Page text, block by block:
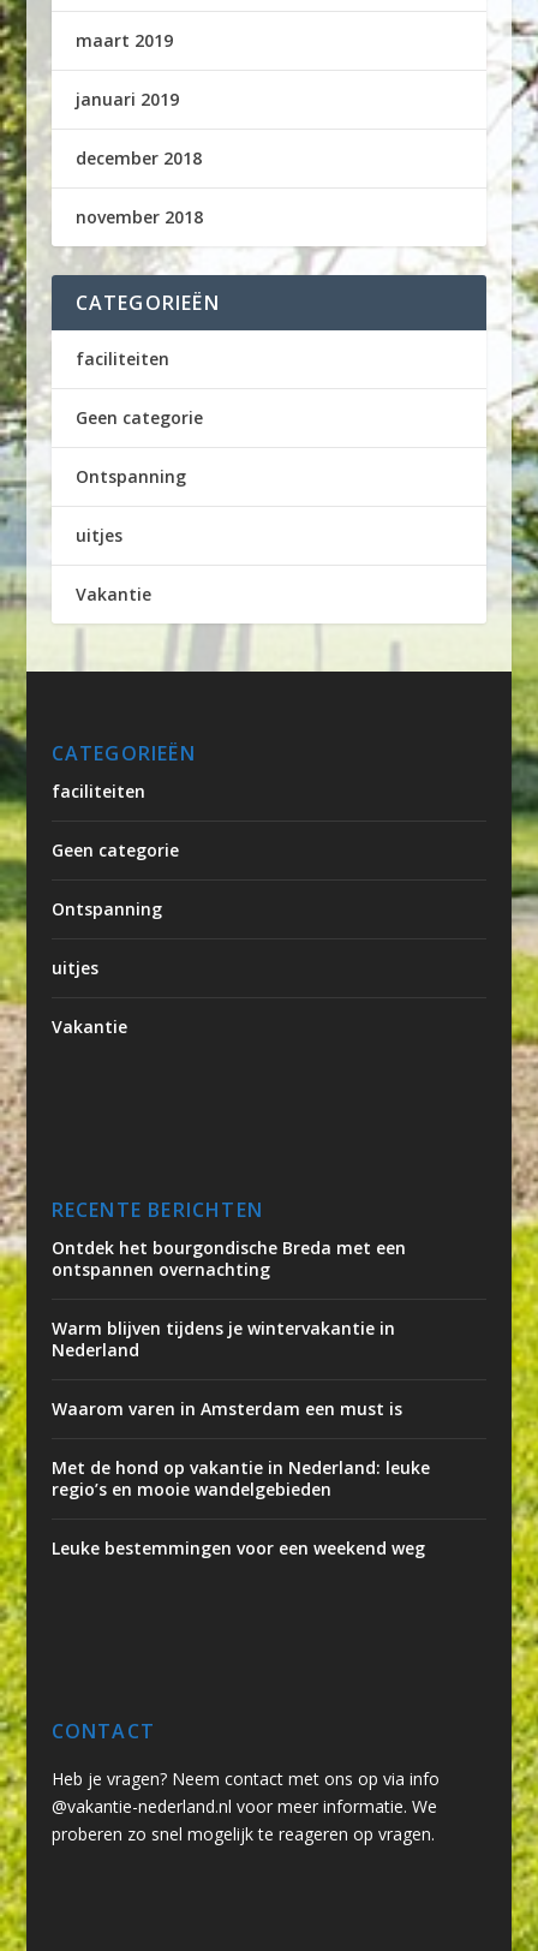
maart 2019
januari 2019
december 2018
november 2018
CATEGORIEËN
faciliteiten
Geen categorie
Ontspanning
uitjes
Vakantie
CATEGORIEËN
faciliteiten
Geen categorie
Ontspanning
uitjes
Vakantie
RECENTE BERICHTEN
Ontdek het bourgondische Breda met een
ontspannen overnachting
Warm blijven tijdens je wintervakantie in
Nederland
Waarom varen in Amsterdam een must is
Met de hond op vakantie in Nederland: leuke
regio’s en mooie wandelgebieden
Leuke bestemmingen voor een weekend weg
CONTACT
Heb je vragen? Neem contact met ons op via info
@vakantie-nederland.nl voor meer informatie. We
proberen zo snel mogelijk te reageren op vragen.